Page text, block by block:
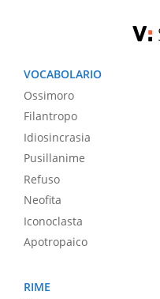
VOCABOLARIO
Ossimoro
Filantropo
Idiosincrasia
Pusillanime
Refuso
Neofita
Iconoclasta
Apotropaico
RIME